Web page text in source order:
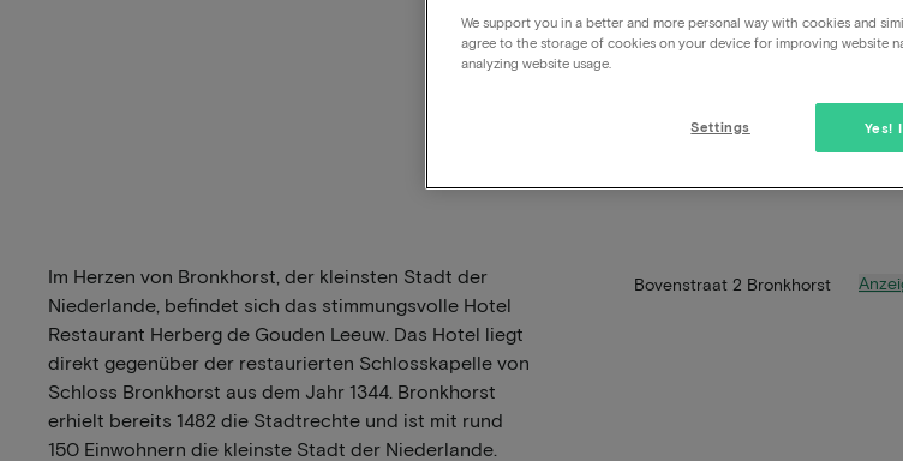
Im Herzen von Bronkhorst, der kleinsten Stadt der
Niederlande, befindet sich das stimmungsvolle Hotel
Restaurant Herberg de Gouden Leeuw. Das Hotel liegt
direkt gegenüber der restaurierten Schlosskapelle von
Schloss Bronkhorst aus dem Jahr 1344. Bronkhorst
erhielt bereits 1482 die Stadtrechte und ist mit rund
150 Einwohnern die kleinste Stadt der Niederlande.
Bovenstraat 2 Bronkhorst
We support you in a better and more personal way with cookies and
agree to the storage of cookies on your device for improving website
analyzing website usage.
Yes!
Settings